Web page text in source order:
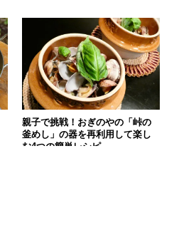
親子で挑戦！おぎのやの「峠の
釜めし」の器を再利用して楽し
む4つの簡単レシピ